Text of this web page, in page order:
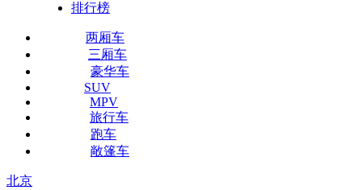
排行榜
两厢车
三厢车
豪华车
SUV
MPV
旅行车
跑车
敞篷车
北京